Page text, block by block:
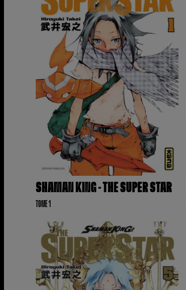
SHAMAN KING - THE SUPER STAR
TOME 1